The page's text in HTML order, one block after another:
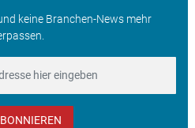
keine Branchen-News mehr